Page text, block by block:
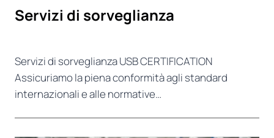
Servizi di sorveglianza
Servizi di sorveglianza USB CERTIFICATION
Assicuriamo la piena conformità agli standard
internazionali e alle normative…